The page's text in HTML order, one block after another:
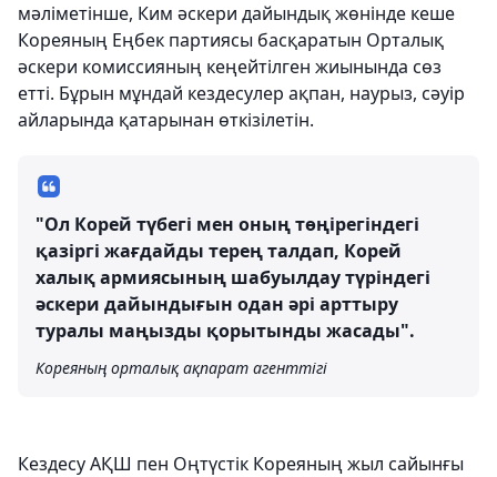
мәліметінше, Ким әскери дайындық жөнінде кеше
Кореяның Еңбек партиясы басқаратын Орталық
әскери комиссияның кеңейтілген жиынында сөз
етті. Бұрын мұндай кездесулер ақпан, наурыз, сәуір
айларында қатарынан өткізілетін.
"Ол Корей түбегі мен оның төңірегіндегі
қазіргі жағдайды терең талдап, Корей
халық армиясының шабуылдау түріндегі
әскери дайындығын одан әрі арттыру
туралы маңызды қорытынды жасады".
Кореяның орталық ақпарат агенттігі
Кездесу АҚШ пен Оңтүстік Кореяның жыл сайынғы